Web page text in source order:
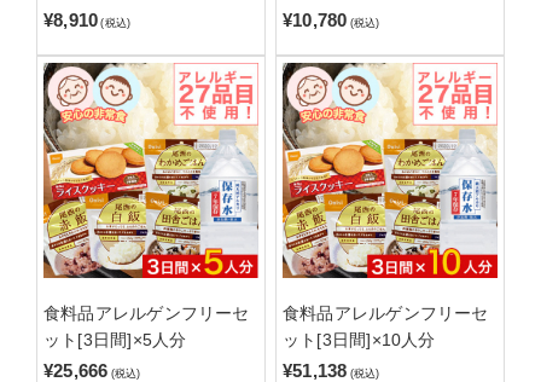
¥8,910 (税込) ¥10,780 (税込)
食料品アレルゲンフリーセ
ット[3日間]×5人分
¥25,666 (税込)
食料品アレルゲンフリーセ
ット[3日間]×10人分
¥51,138 (税込)